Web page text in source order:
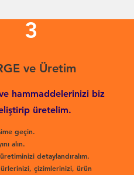
3
ve Üretim
geçin.
alın.
detaylandıralım.
çizimlerinizi, ürün
hammaddelerinizi biz
üretelim.